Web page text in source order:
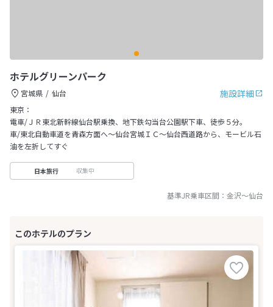
ホテルグリーンパーク
施設詳細
宮城県
仙台
東京：
電車/ＪＲ東北新幹線仙台駅乗換、地下鉄勾当台公園駅下車、徒歩５分。
車/東北自動車道を青森方面へ～仙台宮城ＩＣ～仙台西道路から、モービル石
油を左折してすぐ
日本旅行 収集中
基準JR乗車区間： 金沢～仙台